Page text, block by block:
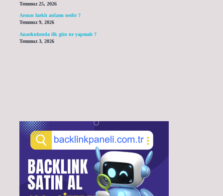
Temmuz 25, 2026
Arının farklı anlamı nedir ?
Temmuz 9, 2026
Anaokulunda ilk gün ne yapmalı ?
Temmuz 3, 2026